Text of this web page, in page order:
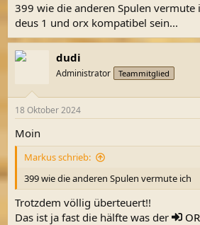
399 wie die anderen Spulen vermute
deus 1 und orx kompatibel sein...
dudi
Administrator Teammitglied
18 Oktober 2024
Moin
Markus schrieb:
399 wie die anderen Spulen vermute ich
Trotzdem völlig überteuert!!
Das ist ja fast die hälfte was der